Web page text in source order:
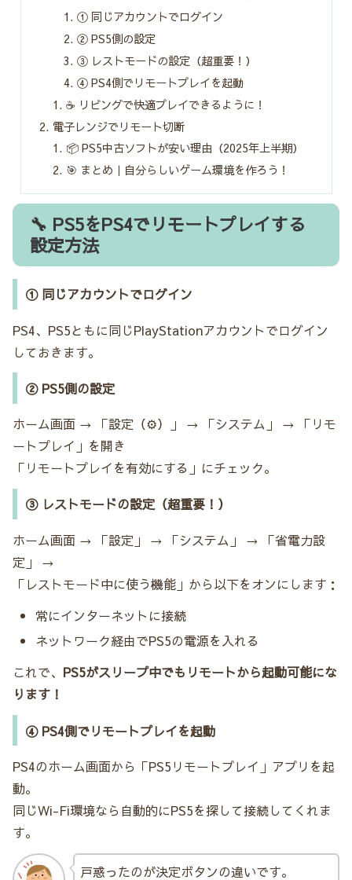
① 同じアカウントでログイン
② PS5側の設定
③ レストモードの設定（超重要！）
④ PS4側でリモートプレイを起動
☕ リビングで快適プレイできるように！
電子レンジでリモート切断
📦 PS5中古ソフトが安い理由（2025年上半期）
🎯 まとめ｜自分らしいゲーム環境を作ろう！
🔧 PS5をPS4でリモートプレイする
設定方法
① 同じアカウントでログイン
PS4、PS5ともに同じPlayStationアカウントでログイン
しておきます。
② PS5側の設定
ホーム画面 → 「設定（⚙️）」 → 「システム」 → 「リモ
ートプレイ」を開き
「リモートプレイを有効にする」にチェック。
③ レストモードの設定（超重要！）
ホーム画面 → 「設定」 → 「システム」 → 「省電力設
定」 →
「レストモード中に使う機能」から以下をオンにします：
常にインターネットに接続
ネットワーク経由でPS5の電源を入れる
これで、 PS5がスリープ中でもリモートから起動可能にな
ります！
④ PS4側でリモートプレイを起動
PS4のホーム画面から「PS5リモートプレイ」アプリを起
動。
同じWi-Fi環境なら自動的にPS5を探して接続してくれま
す。
戸惑ったのが決定ボタンの違いです。